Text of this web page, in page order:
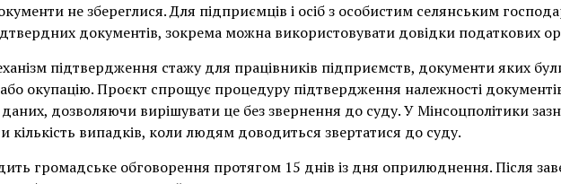
не збереглися. Для підприємців і осіб з особистим селянським
документів, зокрема можна використовувати довідки податкових
підтвердження стажу для працівників підприємств, документи яких
або окупацію. Проєкт спрощує процедуру підтвердження належності
дозволяючи вирішувати це без звернення до суду. У Мінсоцполітики
випадків, коли людям доводиться звертатися до суду.
громадське обговорення протягом 15 днів із дня оприлюднення. Після